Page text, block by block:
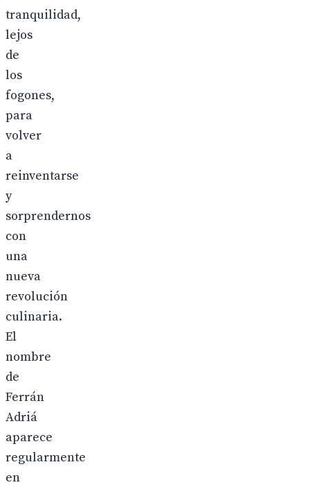
tranquilidad,
lejos
de
los
fogones,
para
volver
a
reinventarse
y
sorprendernos
con
una
nueva
revolución
culinaria.
El
nombre
de
Ferrán
Adriá
aparece
regularmente
en